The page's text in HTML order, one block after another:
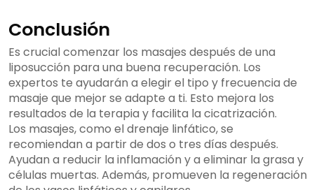
Conclusión
Es crucial comenzar los masajes después de una
liposucción para una buena recuperación. Los
expertos te ayudarán a elegir el tipo y frecuencia de
masaje que mejor se adapte a ti. Esto mejora los
resultados de la terapia y facilita la cicatrización.
Los masajes, como el drenaje linfático, se
recomiendan a partir de dos o tres días después.
Ayudan a reducir la inflamación y a eliminar la grasa y
células muertas. Además, promueven la regeneración